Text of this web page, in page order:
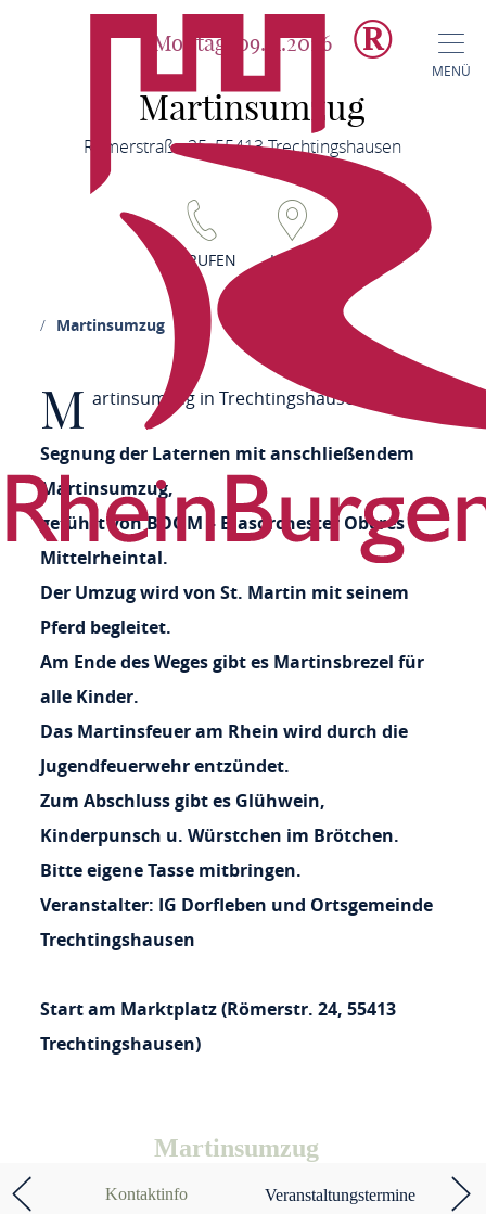
MENÜ
Montag, 09.11.2026
Martinsumzug
Römerstraße 35, 55413 Trechtingshausen
ANRUFEN KARTE
Martinsumzug
M artinsumzug in Trechtingshausen
Segnung der Laternen mit anschließendem
Martinsumzug,
geführt von BOOM – Blasorchester Oberes
Mittelrheintal.
Der Umzug wird von St. Martin mit seinem
Pferd begleitet.
Am Ende des Weges gibt es Martinsbrezel für
alle Kinder.
Das Martinsfeuer am Rhein wird durch die
Jugendfeuerwehr entzündet.
Zum Abschluss gibt es Glühwein,
Kinderpunsch u. Würstchen im Brötchen.
Bitte eigene Tasse mitbringen.
Veranstalter: IG Dorfleben und Ortsgemeinde
Trechtingshausen
Start am Marktplatz (Römerstr. 24, 55413
Trechtingshausen)
Martinsumzug
Kontaktinfo Veranstaltungstermine